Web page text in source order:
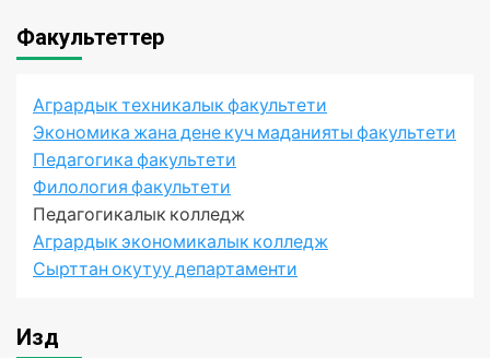
Факультеттер
Агрардык техникалык факультети
Экономика жана дене куч маданияты факультети
Педагогика факультети
Филология факультети
Педагогикалык колледж
Агрардык экономикалык колледж
Сырттан окутуу департаменти
Издөө